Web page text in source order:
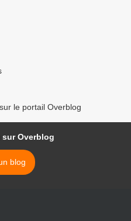
le portail Overblog
Overblog
blog